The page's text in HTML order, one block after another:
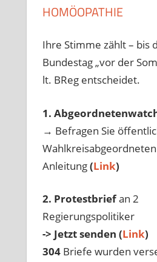
HOMÖOPATHIE
Ihre Stimme zählt – bis
Bundestag „vor der
lt. BReg entscheidet.
1.
→ Befragen Sie
Anleitung(Link)
2. Protestbriefan 2
Regierungspolitiker
-> Jetzt senden (Link)
304Briefe wurden